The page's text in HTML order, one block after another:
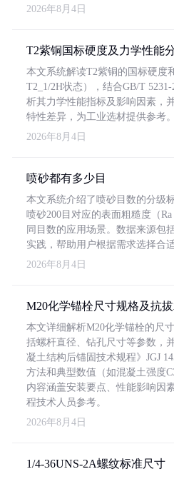
2026年8月4日
T2紫铜国标硬度及力学性能
本文系统解读T2紫铜的国标硬度
T2_1/2H状态），结合GB/T
析其力学性能指标及影响因素，
特性差异，为工业选材提供参考。
2026年8月4日
喷砂都有多少目
本文系统介绍了喷砂目数的分级
喷砂200目对应的表面粗糙度（
同目数的应用场景。数据来源包
实践，帮助用户根据需求选择合
2026年8月4日
M20化学锚栓尺寸规格及抗
本文详细解析M20化学锚栓的尺
括螺杆直径、钻孔尺寸等参数，
凝土结构后锚固技术规程》JGJ
方法和典型数值（如混凝土强度
内容涵盖安装要点、性能影响因
程技术人员参考。
2026年8月4日
1/4-36UNS-2A螺纹标准尺寸